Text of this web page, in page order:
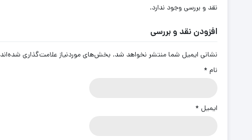
نقد و بررسی وجود ندارد.
افزودن نقد و بررسی
نشانی ایمیل شما منتشر نخواهد شد. بخش‌های موردنیاز علامت‌گذاری شده‌اند
نام *
ایمیل *